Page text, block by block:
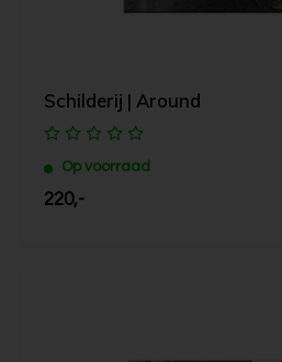
Schilderij | Around
Op voorraad
220,-